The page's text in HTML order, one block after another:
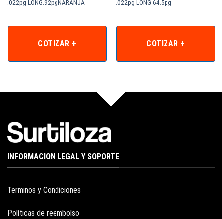
.022pg LONG.92pgNARANJA
COTIZAR +
.022pg LONG 64.5pg
COTIZAR +
INFORMACION LEGAL Y SOPORTE
Terminos y Condiciones
Políticas de reembolso